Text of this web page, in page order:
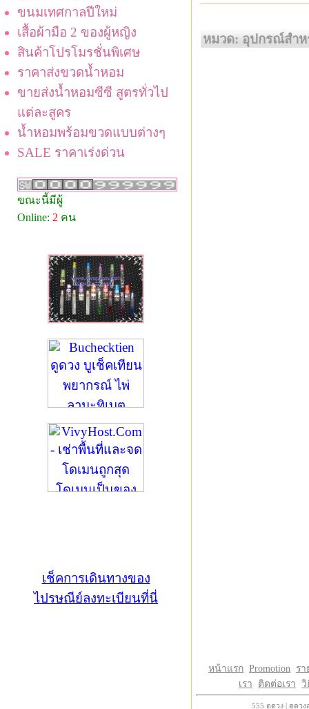
ขนมเทศกาลปีใหม่
เสื้อผ้ามือ 2 ของผู้หญิง
สินค้าโปรโมรชั่นพิเศษ
ราคาส่งขวดน้ำหอม
ขายส่งน้ำหอมซีซี สูตรทั่วไป
แต่ละสูคร
น้ำหอมพร้อมขวดแบบต่างๆ
SALE ราคาเร่งด่วน
ขณะนี้มีผู้
Online: 2 คน
เช็คการเดินทางของ
ไปรษณีย์ลงทะเบียนที่นี่
หมวด: อุปกรณ์สำ
หน้าแรก Promotion ร
เรา
ติดต่อเรา วิ
555 ดูดวง ดูดวง